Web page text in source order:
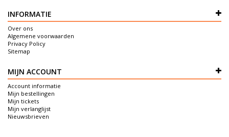
INFORMATIE
Over ons
Algemene voorwaarden
Privacy Policy
Sitemap
MIJN ACCOUNT
Account informatie
Mijn bestellingen
Mijn tickets
Mijn verlanglijst
Nieuwsbrieven